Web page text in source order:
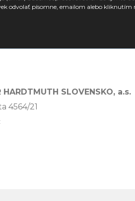
odvolať písomne, emailom alebo
HARDTMUTH SLOVENSKO, a.s.
4564/21